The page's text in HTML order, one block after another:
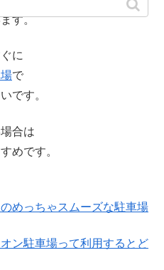
す。
に
で
です。
合は
めです。
めっちゃスムーズな駐車場
ン駐車場って利用するとど